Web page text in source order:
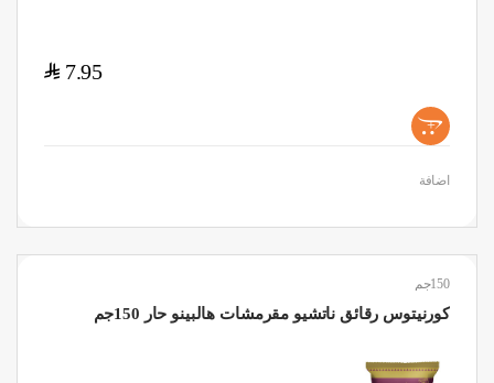
7.95
$
+
اضافة
150جم
كورنيتوس رقائق ناتشيو مقرمشات هالبينو حار 150جم